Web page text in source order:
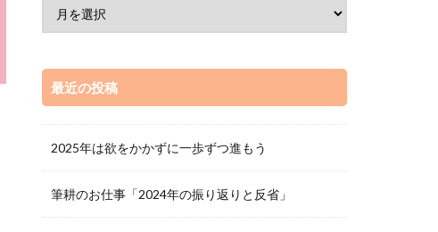
最近の投稿
2025年は欲をかかずに一歩ずつ進もう
筆耕のお仕事「2024年の振り返りと反省」